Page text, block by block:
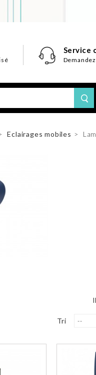
Service
Eclairages mobiles >
Tri --